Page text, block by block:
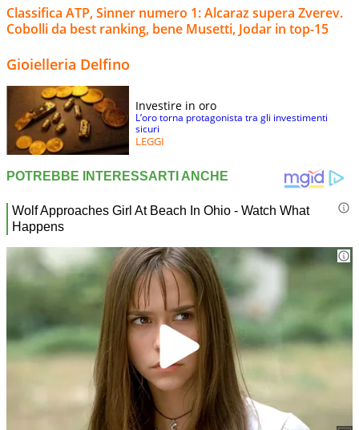
Classifica ATP, Sinner numero 1: Alcaraz supera Zverev.
Cobolli da best ranking, bene Musetti, Jodar in top-15
Gioielleria Delfino
Investire in oro
L’oro torna protagonista tra gli investimenti
sicuri
LEGGI